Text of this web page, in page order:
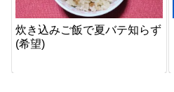
炊き込みご飯で夏バテ知らず
(希望)